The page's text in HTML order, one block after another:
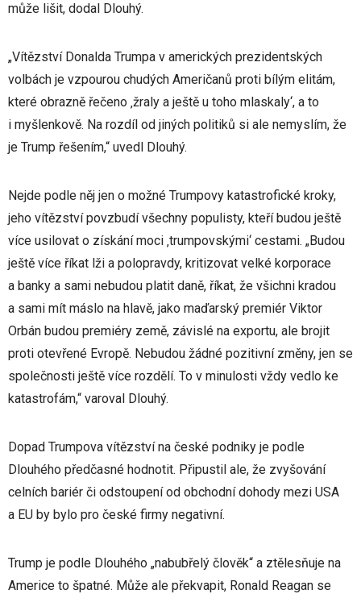
může lišit, dodal Dlouhý.
„Vítězství Donalda Trumpa v amerických prezidentských
volbách je vzpourou chudých Američanů proti bílým elitám,
které obrazně řečeno ‚žraly a ještě u toho mlaskaly‘, a to
i myšlenkově. Na rozdíl od jiných politiků si ale nemyslím, že
je Trump řešením,“ uvedl Dlouhý.
Nejde podle něj jen o možné Trumpovy katastrofické kroky,
jeho vítězství povzbudí všechny populisty, kteří budou ještě
více usilovat o získání moci ‚trumpovskými‘ cestami. „Budou
ještě více říkat lži a polopravdy, kritizovat velké korporace
a banky a sami nebudou platit daně, říkat, že všichni kradou
a sami mít máslo na hlavě, jako maďarský premiér Viktor
Orbán budou premiéry země, závislé na exportu, ale brojit
proti otevřené Evropě. Nebudou žádné pozitivní změny, jen se
společnosti ještě více rozdělí. To v minulosti vždy vedlo ke
katastrofám,“ varoval Dlouhý.
Dopad Trumpova vítězství na české podniky je podle
Dlouhého předčasné hodnotit. Připustil ale, že zvyšování
celních bariér či odstoupení od obchodní dohody mezi USA
a EU by bylo pro české firmy negativní.
Trump je podle Dlouhého „nabubřelý člověk“ a ztělesňuje na
Americe to špatné. Může ale překvapit, Ronald Reagan se